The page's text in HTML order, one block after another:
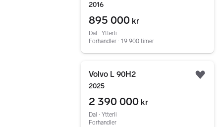
2016
895 000 kr
Dal ∙ Ytterli
Forhandler ∙ 19 900 timer
Volvo L 90H2
2025
2 390 000 kr
Dal ∙ Ytterli
Forhandler